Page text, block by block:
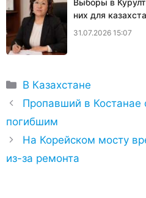
Выборы в
них для
31.07.2026 15:07
Рубрики
В Казахстане
Пропавший в Костанае
погибшим
На Корейском мосту
из-за ремонта